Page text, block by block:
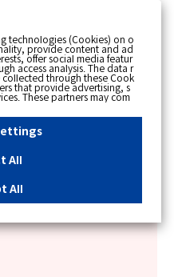
すると真っ白なページ
りたい。
technologies (Cookies) on o
provide content and ad
offer social media featur
access analysis. The data r
through these Cook
that provide advertising, s
These partners may com
data that you have provi
from your use of their s
and optimise advertisemen
than us on the internet.
All". If you agree to the use
All". To select your preferen
settings at any time by c
on this banner or through y
information regarding the pr
Cookies DetailsPrivacy Polic
All
All